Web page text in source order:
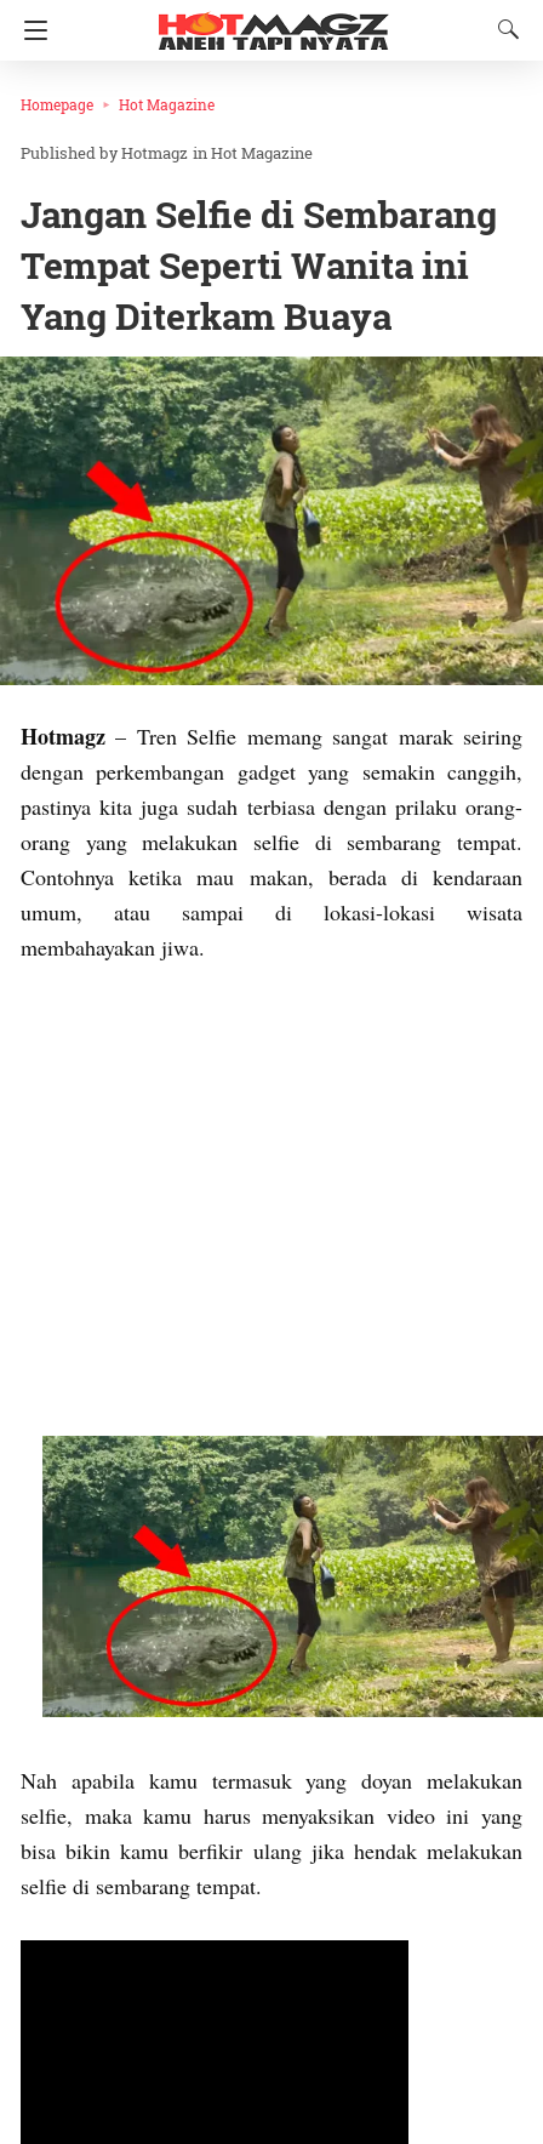
Homepage Hot Magazine
Hotmagz inHot Magazine
Jangan Selfie di Sembarang
Tempat Seperti Wanita ini
Yang Diterkam Buaya
Hotmagz – Tren Selfie memang sangat marak seiring
dengan perkembangan gadget yang semakin canggih,
pastinya kita juga sudah terbiasa dengan prilaku orang-
orang yang melakukan selfie di sembarang tempat.
Contohnya ketika mau makan, berada di kendaraan
umum, atau sampai di lokasi-lokasi wisata
membahayakan jiwa.
Nah apabila kamu termasuk yang doyan melakukan
selfie, maka kamu harus menyaksikan video ini yang
bisa bikin kamu berfikir ulang jika hendak melakukan
selfie di sembarang tempat.